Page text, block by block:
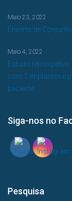
Enxerto de
Maio 23, 2022
Estudo
com 2 implantes e
paciente
Maio 4, 2022
Siga-nos no
Pesquisa